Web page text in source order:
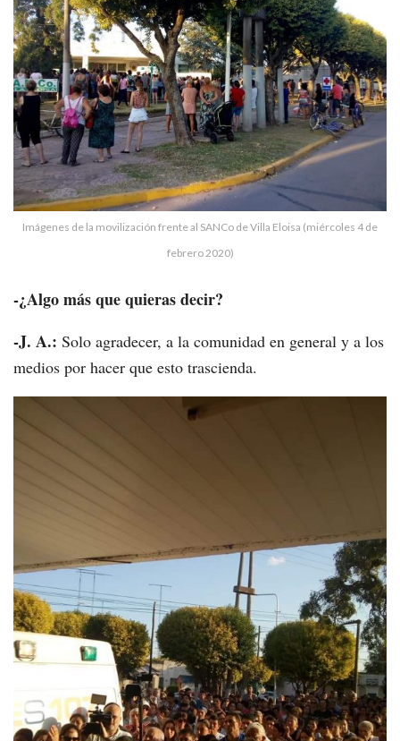
Imágenes de la movilización frente al SANCo de Villa Eloisa (miércoles 4 de
febrero 2020)
-¿Algo más que quieras decir?
-J. A.: Solo agradecer, a la comunidad en general y a los
medios por hacer que esto trascienda.